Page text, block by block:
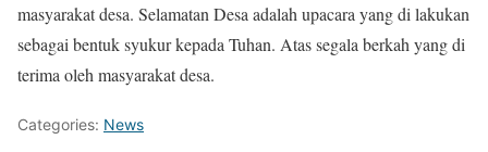
masyarakat desa. Selamatan Desa adalah upacara yang di lakukan
sebagai bentuk syukur kepada Tuhan. Atas segala berkah yang di
terima oleh masyarakat desa.
Categories: News